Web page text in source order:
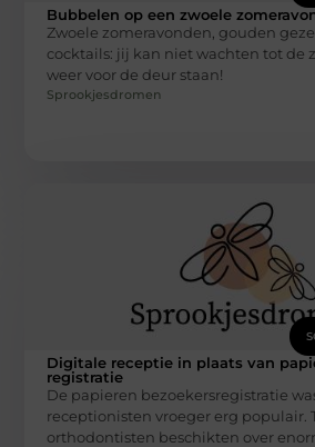
Bubbelen op een zwoele
Zwoele zomeravonden, gouden
cocktails: jij kan niet wachten tot de
weer voor de deur staan!
Sprookjesdromen
Digitale receptie in plaats van
registratie
De papieren bezoekersregistratie
receptionisten vroeger erg populair.
orthodontisten beschikten over